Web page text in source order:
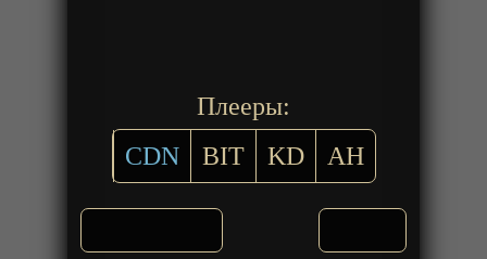
Плееры:
CDN
BIT KD AH